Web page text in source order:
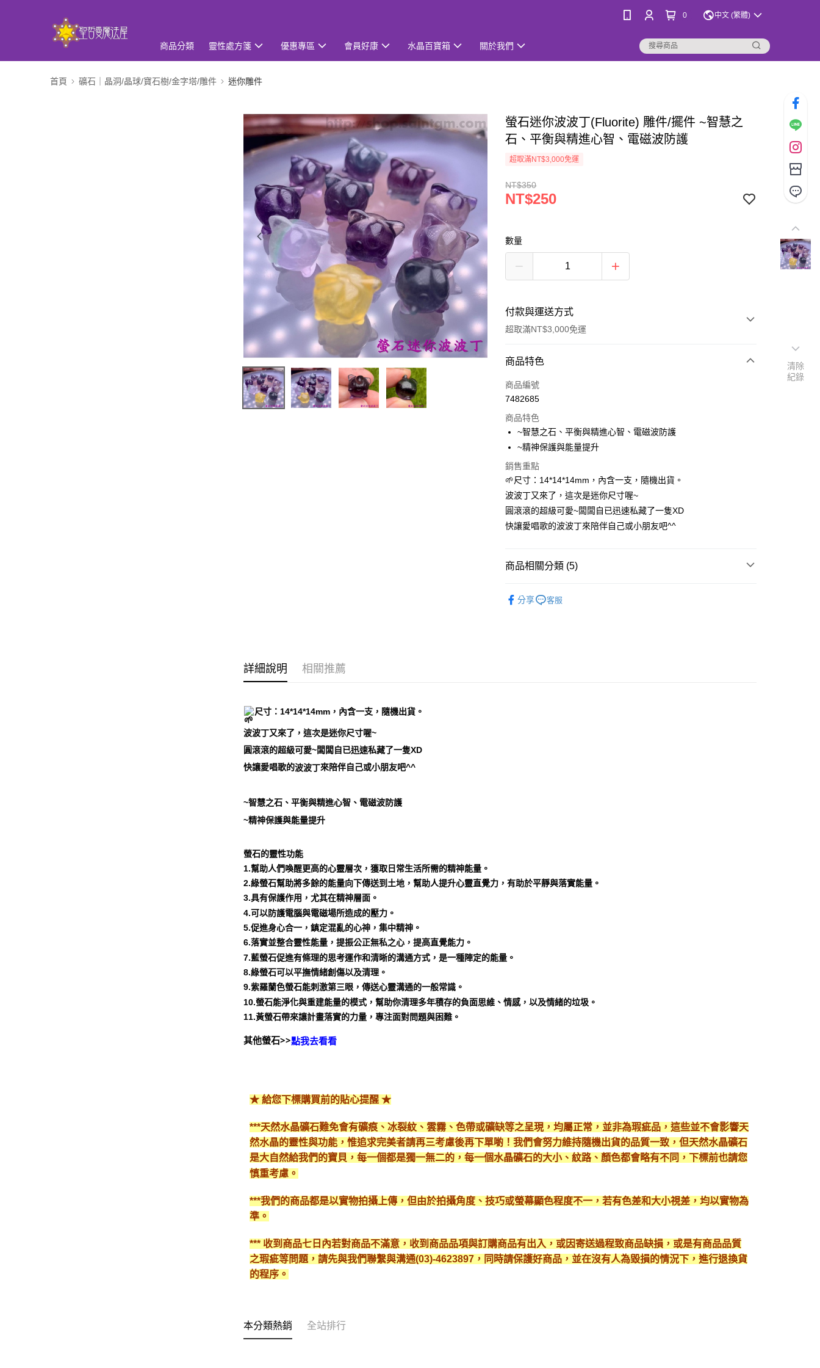
0 中文 (繁體)
商品分類 靈性處方箋 優惠專區 會員好康 水晶百寶箱 關於我們
首頁 礦石｜晶洞/晶球/寶石樹/金字塔/雕件 迷你雕件
螢石迷你波波丁(Fluorite) 雕件/擺件 ~智慧之
石、平衡與精進心智、電磁波防護
超取滿NT$3,000免運
NT$350
NT$250
數量
付款與運送方式
超取滿NT$3,000免運
付款方式
信用卡一次付款
LINE Pay
Apple Pay
街口支付
悠遊付
每筆NT$80，滿NT$3,000(含以上)免運費
商品特色
商品編號
7482685
商品特色
~智慧之石、平衡與精進心智、電磁波防護
~精神保護與能量提升
銷售重點
🌱尺寸：14*14*14mm，內含一支，隨機出貨。
波波丁又來了，這次是迷你尺寸喔~
圓滾滾的超級可愛~闆闆自已迅速私藏了一隻XD
快讓愛唱歌的波波丁來陪伴自己或小朋友吧^^
商品相關分類 (5)
分享 客服
詳細說明 相關推薦
尺寸：14*14*14mm，內含一支，隨機出貨。
波波丁又來了，這次是迷你尺寸喔~
圓滾滾的超級可愛~闆闆自已迅速私藏了一隻XD
快讓愛唱歌的波波丁來陪伴自己或小朋友吧^^
~智慧之石、平衡與精進心智、電磁波防護
~精神保護與能量提升
螢石的靈性功能
1.幫助人們喚醒更高的心靈層次，獲取日常生活所需的精神能量。
2.綠螢石幫助將多餘的能量向下傳送到土地，幫助人提升心靈直覺力，有助於平靜與落實能量。
3.具有保護作用，尤其在精神層面。
4.可以防護電腦與電磁場所造成的壓力。
5.促進身心合一，鎮定混亂的心神，集中精神。
6.落實並整合靈性能量，提振公正無私之心，提高直覺能力。
7.藍螢石促進有條理的思考運作和清晰的溝通方式，是一種陣定的能量。
8.綠螢石可以平撫情緒創傷以及清理。
9.紫羅蘭色螢石能刺激第三眼，傳送心靈溝通的一般常識。
10.螢石能淨化與重建能量的模式，幫助你清理多年積存的負面思維、情感，以及情緒的垃圾。
11.黃螢石帶來讓計畫落實的力量，專注面對問題與困難。
其他螢石>>點我去看看
★ 給您下標購買前的貼心提醒 ★
***天然水晶礦石難免會有礦痕、冰裂紋、雲霧、色帶或礦缺等之呈現，均屬正常，並非為瑕疵品，這些並不會影響天
然水晶的靈性與功能，惟追求完美者請再三考慮後再下單喲！我們會努力維持隨機出貨的品質一致，但天然水晶礦石
是大自然給我們的寶貝，每一個都是獨一無二的，每一個水晶礦石的大小、紋路、顏色都會略有不同，下標前也請您
慎重考慮。
***我們的商品都是以實物拍攝上傳，但由於拍攝角度、技巧或螢幕顯色程度不一，若有色差和大小視差，均以實物為
準。
*** 收到商品七日內若對商品不滿意，收到商品品項與訂購商品有出入，或因寄送過程致商品缺損，或是有商品品質
之瑕疵等問題，請先與我們聯繫與溝通(03)-4623897，同時請保護好商品，並在沒有人為毀損的情況下，進行退換貨
的程序。
本分類熱銷 全站排行
清除
紀錄